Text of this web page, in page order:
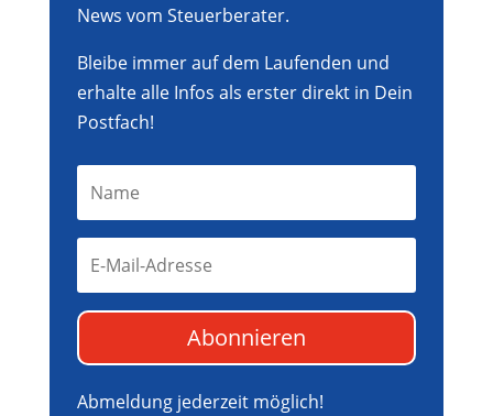
News vom Steuerberater.
Bleibe immer auf dem Laufenden und
erhalte alle Infos als erster direkt in Dein
Postfach!
Abonnieren
Abmeldung jederzeit möglich!